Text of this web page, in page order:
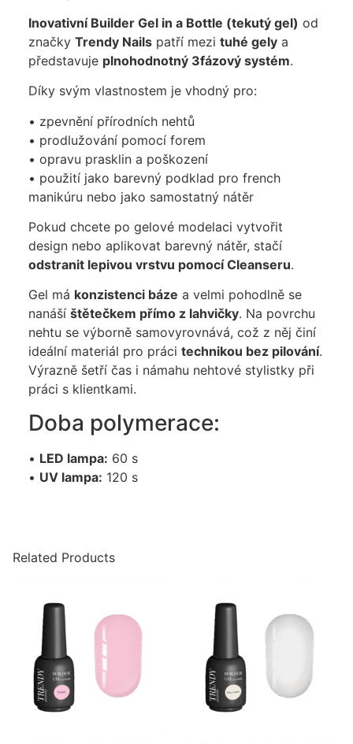
Inovativní Builder Gel in a Bottle (tekutý gel) od
značky Trendy Nails patří mezi tuhé gely a
představuje plnohodnotný 3fázový systém.
Díky svým vlastnostem je vhodný pro:
• zpevnění přírodních nehtů
• prodlužování pomocí forem
• opravu prasklin a poškození
• použití jako barevný podklad pro french
manikúru nebo jako samostatný nátěr
Pokud chcete po gelové modelaci vytvořit
design nebo aplikovat barevný nátěr, stačí
odstranit lepivou vrstvu pomocí Cleanseru.
Gel má konzistenci báze a velmi pohodlně se
nanáší štětečkem přímo z lahvičky. Na povrchu
nehtu se výborně samovyrovnává, což z něj činí
ideální materiál pro práci technikou bez pilování.
Výrazně šetří čas i námahu nehtové stylistky při
práci s klientkami.
Doba polymerace:
• LED lampa: 60 s
• UV lampa: 120 s
Related Products